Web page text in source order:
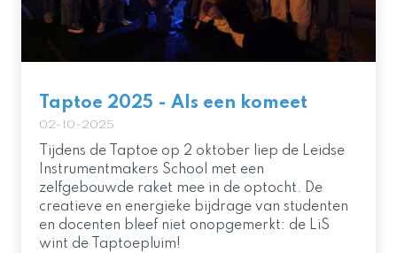
Taptoe 2025 - Als een komeet
02-10-2025
Tijdens de Taptoe op 2 oktober liep de Leidse
Instrumentmakers School met een
zelfgebouwde raket mee in de optocht. De
creatieve en energieke bijdrage van studenten
en docenten bleef niet onopgemerkt: de LiS
wint de Taptoepluim!